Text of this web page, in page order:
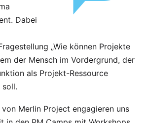
Dabei
„Wie können Projekte
der Mensch im Vordergrund, der
als Projekt-Ressource
Merlin Project engagieren uns